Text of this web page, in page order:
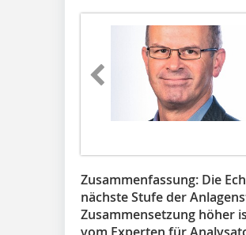
Zusammenfassung: Die
nächste Stufe der
Zusammensetzung höher